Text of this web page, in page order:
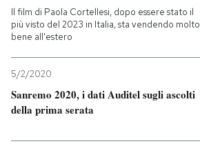
Il film di Paola Cortellesi, dopo essere stato il
più visto del 2023 in Italia, sta vendendo molto
bene all'estero
5/2/2020
Sanremo 2020, i dati Auditel sugli ascolti
della prima serata